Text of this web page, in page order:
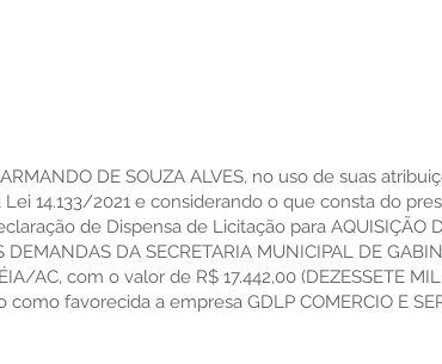
DE SOUZA ALVES, no uso de suas
14.133/2021 e considerando o que consta do
de Dispensa de Licitação para AQUISIÇÃO
DA SECRETARIA MUNICIPAL DE
AC, com o valor de R$ 17.442,00 (DEZESSETE MIL
como favorecida a empresa GDLP COMERCIO E